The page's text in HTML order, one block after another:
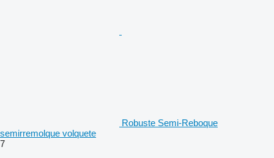
Robuste Semi-Reboque
semirremolque volquete
7